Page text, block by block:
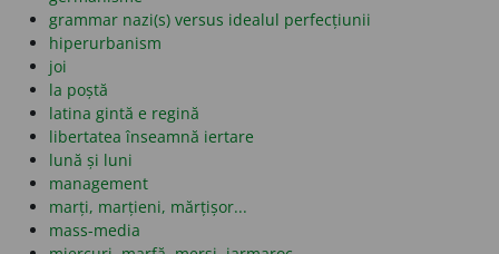
grammar nazi(s) versus idealul perfecțiunii
hiperurbanism
joi
la poștă
latina gintă e regină
libertatea înseamnă iertare
lună și luni
management
marți, marțieni, mărțișor...
mass-media